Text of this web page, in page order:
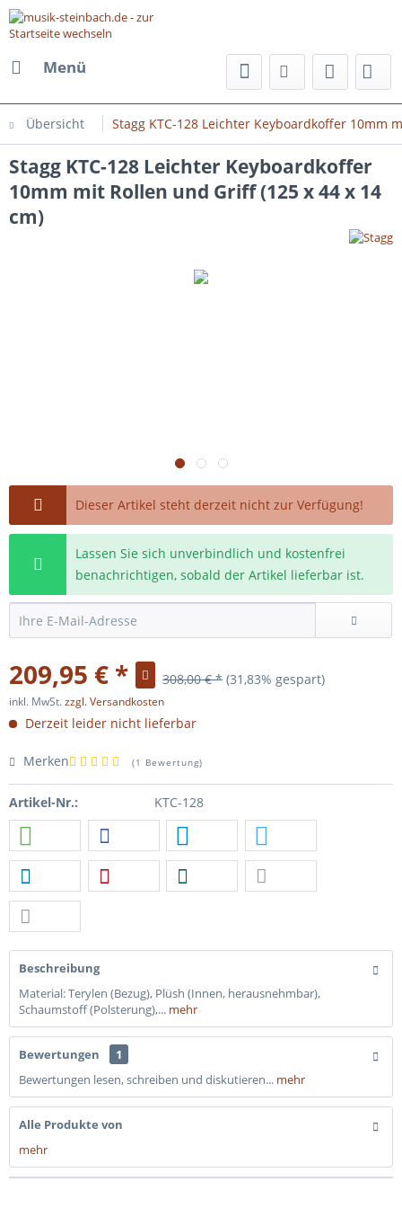
Menü
Übersicht Stagg KTC-128 Leichter Keyboardkoffer 10mm
Stagg KTC-128 Leichter Keyboardkoffer
10mm mit Rollen und Griff (125 x 44 x 14
cm)
Dieser Artikel steht derzeit nicht zur Verfügung!
Lassen Sie sich unverbindlich und kostenfrei
benachrichtigen, sobald der Artikel lieferbar ist.
209,95 € * 308,00 € * (31,83% gespart)
inkl. MwSt.zzgl. Versandkosten
Derzeit leider nicht lieferbar
Merken (1 Bewertung)
Artikel-Nr.: KTC-128
Beschreibung
Material: Terylen (Bezug), Plüsh (Innen, herausnehmbar),
Schaumstoff (Polsterung),... mehr
Bewertungen
1
Bewertungen lesen, schreiben und diskutieren... mehr
Alle Produkte von
mehr